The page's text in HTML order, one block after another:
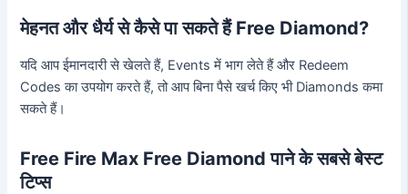
मेहनत और धैर्य से कैसे पा सकते हैं Free Diamond?
यदि आप ईमानदारी से खेलते हैं, Events में भाग लेते हैं और Redeem
Codes का उपयोग करते हैं, तो आप बिना पैसे खर्च किए भी Diamonds कमा
सकते हैं।
Free Fire Max Free Diamond पाने के सबसे बेस्ट
टिप्स